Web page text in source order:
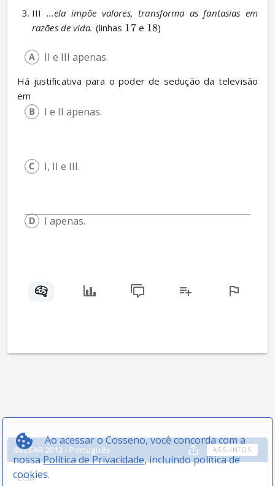
Ao acessar o Cosseno, você concorda com a
nossaPolítica de Privacidade, incluindo política de
cookies.
III ...ela impõe valores, transforma as fantasias em
razões de vida. (linhas 17 e 18)
Há justificativa para o poder de sedução da televisão
em
II e III apenas.
I e II apenas.
I, II e III.
I apenas.
04 EEAR 2013 - Português ASSUNTOS
Leia: